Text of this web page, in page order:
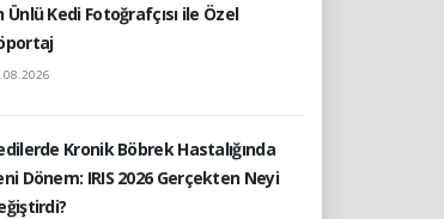
Ünlü Kedi Fotoğrafçısı ile Özel
Kronik Böbrek Hastalığında
Dönem: IRIS 2026 Gerçekten Neyi